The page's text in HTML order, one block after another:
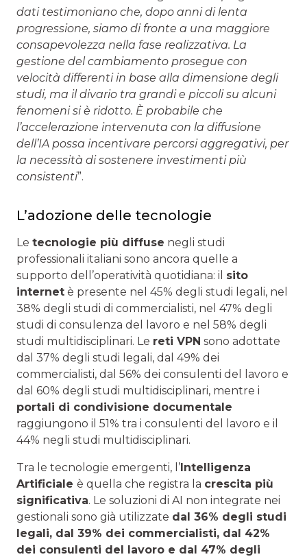
dati testimoniano che, dopo anni di lenta
progressione, siamo di fronte a una maggiore
consapevolezza nella fase realizzativa. La
gestione del cambiamento prosegue con
velocità differenti in base alla dimensione degli
studi, ma il divario tra grandi e piccoli su alcuni
fenomeni si è ridotto. È probabile che
l’accelerazione intervenuta con la diffusione
dell’IA possa incentivare percorsi aggregativi, per
la necessità di sostenere investimenti più
consistenti”.
L’adozione delle tecnologie
Le tecnologie più diffuse negli studi
professionali italiani sono ancora quelle a
supporto dell’operatività quotidiana: il sito
internet è presente nel 45% degli studi legali, nel
38% degli studi di commercialisti, nel 47% degli
studi di consulenza del lavoro e nel 58% degli
studi multidisciplinari. Le reti VPN sono adottate
dal 37% degli studi legali, dal 49% dei
commercialisti, dal 56% dei consulenti del lavoro e
dal 60% degli studi multidisciplinari, mentre i
portali di condivisione documentale
raggiungono il 51% tra i consulenti del lavoro e il
44% negli studi multidisciplinari.
Tra le tecnologie emergenti, l’ Intelligenza
Artificiale è quella che registra la crescita più
significativa. Le soluzioni di AI non integrate nei
gestionali sono già utilizzate dal 36% degli studi
legali, dal 39% dei commercialisti, dal 42%
dei consulenti del lavoro e dal 47% degli